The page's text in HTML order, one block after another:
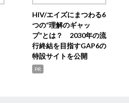
HIV/エイズにまつわる6
つの“理解のギャッ
プ”とは？ 2030年の流
行終結を目指すGAP6の
特設サイトを公開
PR